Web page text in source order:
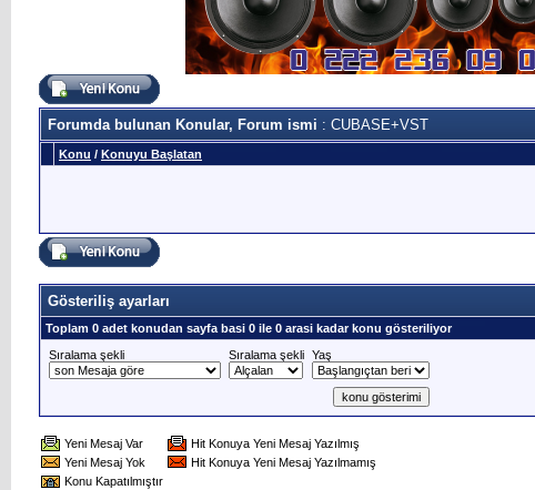
Forumda bulunan Konular, Forum ismi : CUBASE+VST
Konu / Konuyu Başlatan
Gösteriliş ayarları
Toplam 0 adet konudan sayfa basi 0 ile 0 arasi kadar konu gösteriliyor
Sıralama şekli
Sıralama şekli Yaş
Yeni Mesaj Var
Hit Konuya Yeni Mesaj Yazılmış
Yeni Mesaj Yok
Hit Konuya Yeni Mesaj Yazılmamış
Konu Kapatılmıştır